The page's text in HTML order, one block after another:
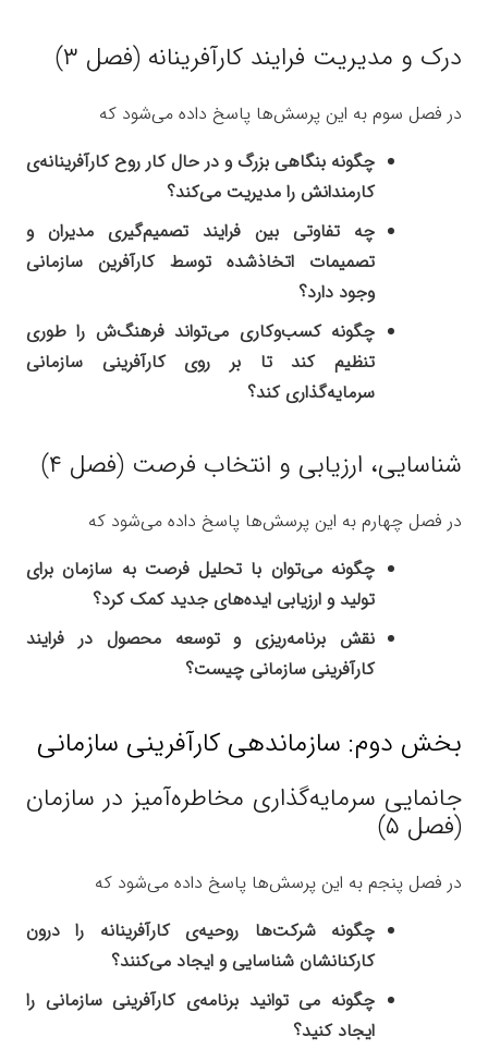
درک و مدیریت فرایند کارآفرینانه (فصل ۳)
در فصل سوم به این پرسش‌ها پاسخ داده می‌شود که
چگونه بنگاهی بزرگ و در حال کار روح کارآفرینانه‌ی
کارمندانش را مدیریت می‌کند؟
چه تفاوتی بین فرایند تصمیم‌گیری مدیران و
تصمیمات اتخاذشده توسط کارآفرین سازمانی
وجود دارد؟
چگونه کسب‌وکاری می‌تواند فرهنگ‌ش را طوری
تنظیم کند تا بر روی کارآفرینی سازمانی
سرمایه‌گذاری کند؟
شناسایی، ارزیابی و انتخاب فرصت (فصل ۴)
در فصل چهارم به این پرسش‌ها پاسخ داده می‌شود که
چگونه می‌توان با تحلیل فرصت به سازمان برای
تولید و ارزیابی ایده‌های جدید کمک کرد؟
نقش برنامه‌ریزی و توسعه محصول در فرایند
کارآفرینی سازمانی چیست؟
بخش دوم: سازماندهی کارآفرینی سازمانی
جانمایی سرمایه‌گذاری مخاطره‌آمیز در سازمان
(فصل ۵)
در فصل پنجم به این پرسش‌ها پاسخ داده می‌شود که
چگونه شرکت‌ها روحیه‌ی کارآفرینانه را درون
کارکنانشان شناسایی و ایجاد می‌کنند؟
چگونه می توانید برنامه‌ی کارآفرینی سازمانی را
ایجاد کنید؟